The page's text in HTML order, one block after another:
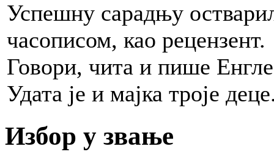
Успешну сарадњу
часописом, као рецензент.
Говори, чита и пише
Удата је и мајка троје
Избор у звање